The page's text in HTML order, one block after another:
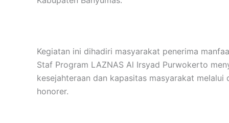
Kegiatan ini dihadiri masyarakat penerima
Staf Program LAZNAS Al Irsyad Purwokerto
kesejahteraan dan kapasitas masyarakat
honorer.